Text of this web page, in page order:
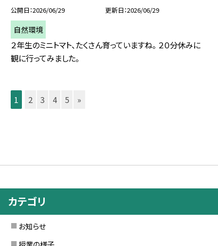
公開日 2026/06/29 更新日 2026/06/29
自然環境
２年生のミニトマト、たくさん育っていますね。 ２０分休みに
観に行ってみました。
1 2 3 4 5 »
カテゴリ
お知らせ